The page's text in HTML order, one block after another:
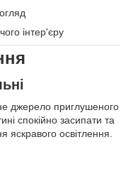
інтер'єру
джерело приглушеного
спокійно засипати та
яскравого освітлення.